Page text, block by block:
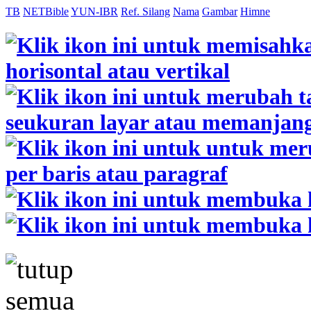
TB NETBibleYUN-IBR Ref. Silang Nama Gambar Himne